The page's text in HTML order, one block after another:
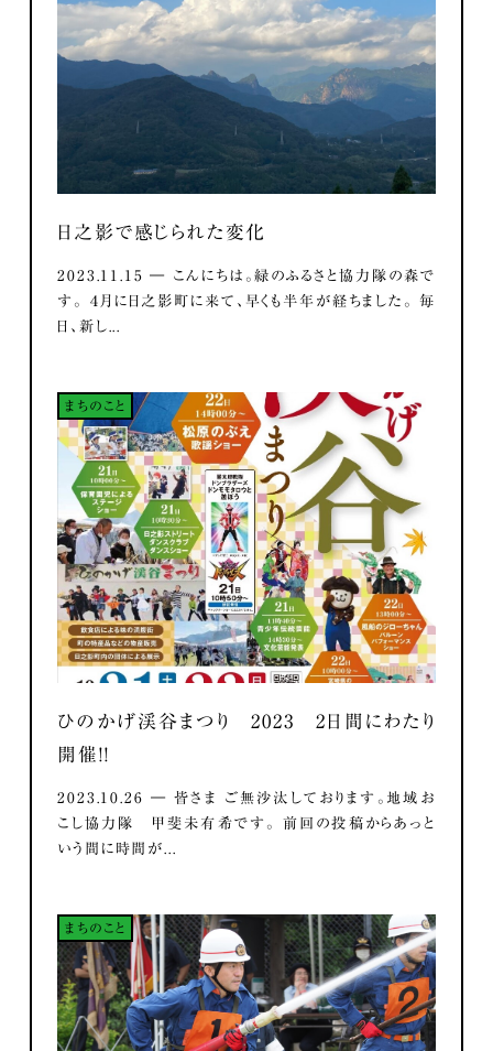
日之影で感じられた変化
2023.11.15 ― こんにちは。緑のふるさと協力隊の森で
す。 ４月に日之影町に来て、早くも半年が経ちました。 毎
日、新し...
まちのこと
ひのかげ渓谷まつり 2023 2日間にわたり
開催！！
2023.10.26 ― 皆さま ご無沙汰しております。地域お
こし協力隊 甲斐未有希です。 前回の投稿からあっと
いう間に時間が...
まちのこと